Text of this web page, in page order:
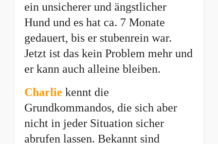
ein unsicherer und ängstlicher
Hund und es hat ca. 7 Monate
gedauert, bis er stubenrein war.
Jetzt ist das kein Problem mehr und
er kann auch alleine bleiben.
Charlie kennt die
Grundkommandos, die sich aber
nicht in jeder Situation sicher
abrufen lassen. Bekannt sind